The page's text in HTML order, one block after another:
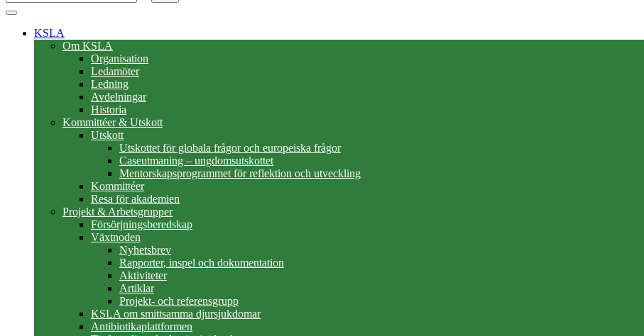
KSLA
Om KSLA
Organisation
Ledamöter
Ledning
Avdelningar
Historia
Kommittéer & Utskott
Utskott
Utskottet för globala frågor och europeiska frågor
Caseutmaning – ungdomsutskottet
Mentorskapsprogrammet för reflektion och utveckling
Kommittéer
Resa för akademien
Projekt & Arbetsgrupper
Försörjningsberedskap
Växtnoden
Nyhetsbrev
Rapporter, inspel och dokumentation
Aktiviteter
Artiklar
Projekt- och referensgrupp
KSLA om smittsamma djursjukdomar
Antibiotikaplattformen